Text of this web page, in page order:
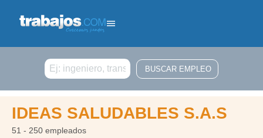
Buscar
IDEAS SALUDABLES S.A.S
51 - 250 empleados